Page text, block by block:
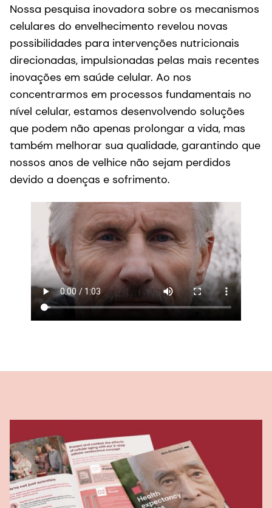
Nossa pesquisa inovadora sobre os mecanismos
celulares do envelhecimento revelou novas
possibilidades para intervenções nutricionais
direcionadas, impulsionadas pelas mais recentes
inovações em saúde celular. Ao nos
concentrarmos em processos fundamentais no
nível celular, estamos desenvolvendo soluções
que podem não apenas prolongar a vida, mas
também melhorar sua qualidade, garantindo que
nossos anos de velhice não sejam perdidos
devido a doenças e sofrimento.